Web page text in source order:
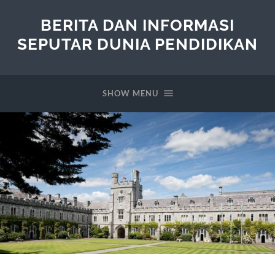
BERITA DAN INFORMASI
SEPUTAR DUNIA PENDIDIKAN
SHOW MENU